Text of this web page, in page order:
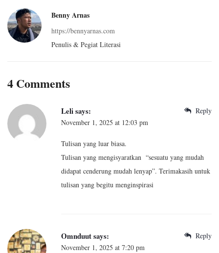
Benny Arnas
https://bennyarnas.com
Penulis & Pegiat Literasi
4 Comments
Reply
Lelisays:
November 1, 2025 at 12:03 pm
Tulisan yang luar biasa.
Tulisan yang mengisyaratkan “sesuatu yang mudah
didapat cenderung mudah lenyap”. Terimakasih untuk
tulisan yang begitu menginspirasi
Reply
Omnduutsays:
November 1, 2025 at 7:20 pm